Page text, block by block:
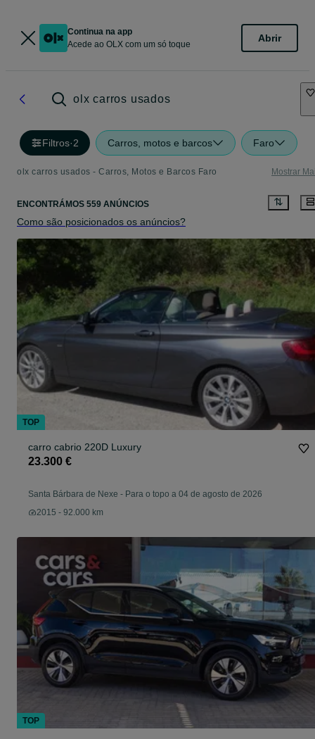
Continua na app
Acede ao OLX com um só toque
Abrir
olx carros usados
Filtros·2 Carros, motos e barcos Faro
olx carros usados - Carros, Motos e Barcos Faro Mostrar
ENCONTRÁMOS 559 ANÚNCIOS
Como são posicionados os anúncios?
carro cabrio 220D Luxury
23.300 €
Santa Bárbara de Nexe - Para o topo a 04 de agosto de 2026
2015 - 92.000 km
TOP
TOP